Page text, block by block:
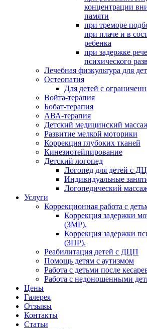
концентрации
памяти
при треморе
при плаче и в
ребенка
при задержке
психического
Лечебная физкультура для
Остеопатия
Для детей с
Войта-терапия
Бобат-терапия
АВА-терапия
Детский медицинский
Развитие мелкой моторики
Коррекция глубоких тканей
Кинезиотейпирование
Детский логопед
Логопед для детей с
Индивидуальные
Логопедический
Услуги
Коррекционная работа с
Коррекция задержки
(ЗМР).
Коррекция задержки
(ЗПР).
Реабилитация детей с ДЦП
Помощь детям с аутизмом
Работа с детьми после
Работа с недоношенными
Цены
Галерея
Отзывы
Контакты
Статьи